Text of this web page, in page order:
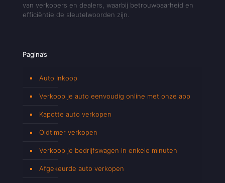
van verkopers en dealers, waarbij betrouwbaarheid en
efficiëntie de sleutelwoorden zijn.
Pagina’s
Auto Inkoop
Verkoop je auto eenvoudig online met onze app
Kapotte auto verkopen
Oldtimer verkopen
Verkoop je bedrijfswagen in enkele minuten
Afgekeurde auto verkopen